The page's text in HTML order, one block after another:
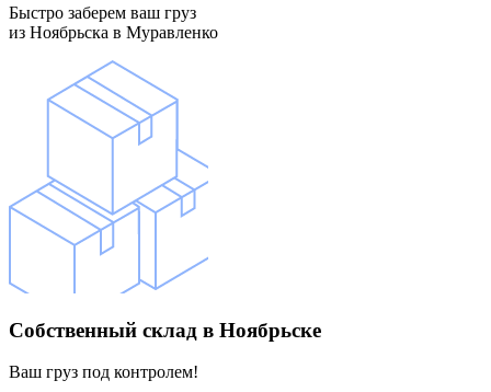
Быстро заберем ваш груз
из Ноябрьска в Муравленко
Собственный склад в Ноябрьске
Ваш груз под контролем!